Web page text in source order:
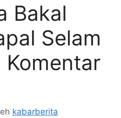
Bakal
Selam
Komentar
kabarberita